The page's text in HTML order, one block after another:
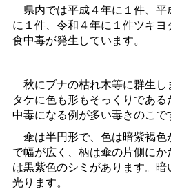
県内では平成４年に１件、
に１件、令和４年に１件ツキ
食中毒が発生しています。
秋にブナの枯れ木等に群生し
タケに色も形もそっくりであ
中毒になる例が多い毒きのこで
傘は半円形で、色は暗紫褐色
で幅が広く、柄は傘の片側に
は黒紫色のシミがあります。暗
光ります。